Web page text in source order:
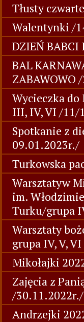
Tłusty
Walentynki /
DZIEŃ
BAL
ZABAWOWO
Wycieczka
III, IV, VI /11/
Spotkanie z
09.01.2023r./
Turkowska
Warsztatyw
im.
Turku/grupa
Warsztaty
grupa IV, V, VI
Mikołajki
Zajęcia z
/30.11.2022r./
Andrzejki